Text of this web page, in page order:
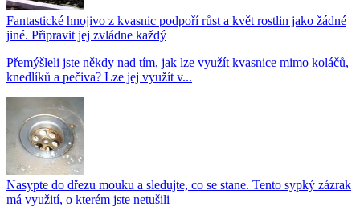
Fantastické hnojivo z kvasnic podpoří růst a květ rostlin jako žádné
jiné. Připravit jej zvládne každý
Přemýšleli jste někdy nad tím, jak lze využít kvasnice mimo koláčů,
knedlíků a pečiva? Lze jej využít v...
Nasypte do dřezu mouku a sledujte, co se stane. Tento sypký zázrak
má využití, o kterém jste netušili